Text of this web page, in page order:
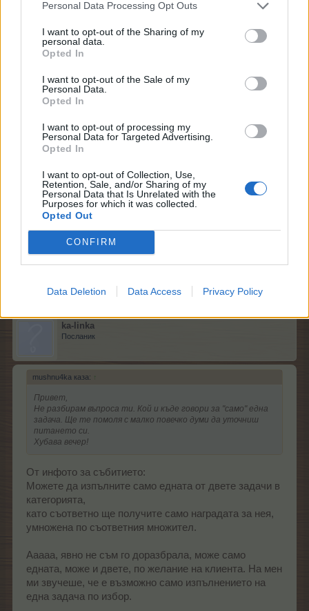
Personal Data Processing Opt Outs
I want to opt-out of the Sharing of my
personal data.
Opted In
I want to opt-out of the Sale of my
Personal Data.
Opted In
I want to opt-out of processing my
Personal Data for Targeted Advertising.
Opted In
I want to opt-out of Collection, Use,
Retention, Sale, and/or Sharing of my
Personal Data that Is Unrelated with the
Purposes for which it was collected.
Opted Out
CONFIRM
Data Deletion Data Access Privacy Policy
sm0uk3r71
ми те хората са го написали в играта,няма драма...
Съвет:ще получиш награди в края на събитието
28.1.25
ПЕПЕЛЯШКА
Обсебен
sm0uk3r71 каза:↑
ми те хората са го написали в играта,няма драма...
знам,чудя се,колко хора играят?
ka-linka
Посланик
mushnu4ka каза: ↑
Привет,
Не разбирам въпроса ти. Кой и къде говори за "само" една
задача. Ще те помоля с малко повечко думи да уточниш
питането си.
Хубава вечер!
От инфото за събитието:
Можете да изпълните само едната от двете задачи в
категорията,
като съответно ще получите само наградата за нея,
умножена по съответния множител.
Ааааа, явно не съм го доразбрала, може само
едната, може и двете, по желание на клиента. На мен
ми звучеше, че е възможно само изпълнението на
една задача по избор.